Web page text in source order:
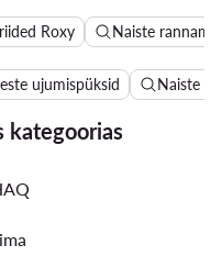
Roxy Naiste
ujumispüksid Naiste
kategoorias